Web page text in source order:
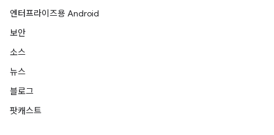
엔터프라이즈용 Android
보안
소스
뉴스
블로그
팟캐스트